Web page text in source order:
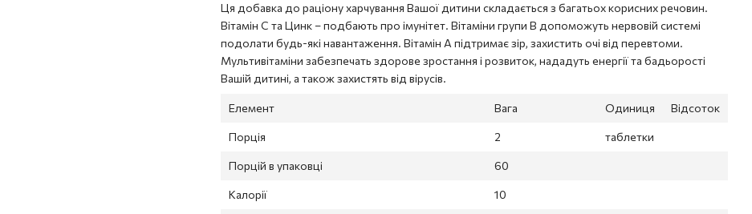
Ця добавка до раціону харчування Вашої дитини складається з багатьох корисних речовин.
Вітамін С та Цинк – подбають про імунітет. Вітаміни групи В допоможуть нервовій системі
подолати будь-які навантаження. Вітамін А підтримає зір, захистить очі від перевтоми.
Мультивітаміни забезпечать здорове зростання і розвиток, нададуть енергії та бадьорості
Вашій дитині, а також захистять від вірусів.
Елемент Вага Одиниця Відсоток
Порція 2 таблетки
Порцій в упаковці 60
Калорії 10